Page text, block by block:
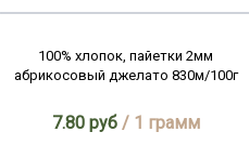
100% хлопок, пайетки 2мм
абрикосовый джелато 830м/100г
7.80 руб/ 1 грамм